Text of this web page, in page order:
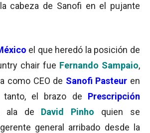
cabeza de Sanofi en el pujante
el que heredó la posición de
chair fue Fernando Sampaio,
como CEO de Sanofi Pasteur en
tanto, el brazo de Prescripción
ala de David Pinho quien se
general arribado desde la